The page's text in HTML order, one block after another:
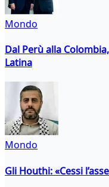
Mondo
Dal Perù alla
Latina
Mondo
Gli Houthi: «Cessi